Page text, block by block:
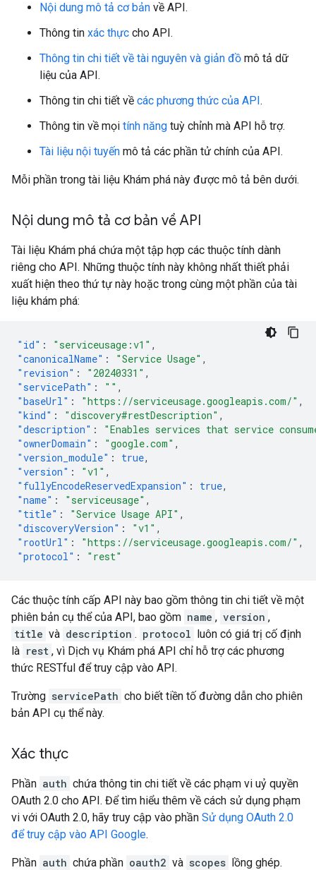
Nội dung mô tả cơ bản về API.
Thông tin xác thực cho API.
Thông tin chi tiết về tài nguyên và giản đồ mô tả dữ
liệu của API.
Thông tin chi tiết về các phương thức của API.
Thông tin về mọi tính năng tuỳ chỉnh mà API hỗ trợ.
Tài liệu nội tuyến mô tả các phần tử chính của API.
Mỗi phần trong tài liệu Khám phá này được mô tả bên dưới.
Nội dung mô tả cơ bản về API
Tài liệu Khám phá chứa một tập hợp các thuộc tính dành
riêng cho API. Những thuộc tính này không nhất thiết phải
xuất hiện theo thứ tự này hoặc trong cùng một phần của tài
liệu khám phá:
"id" : "serviceusage:v1" ,
"canonicalName" : "Service Usage" ,
"revision" : "20240331" ,
"servicePath" : "" ,
"baseUrl" : "https://serviceusage.googleapis.com/" ,
"kind" : "discovery#restDescription" ,
"description" :
"Enables services that service
"ownerDomain" : "google.com" ,
"version_module" : true,
"version" : "v1" ,
"fullyEncodeReservedExpansion" : true,
"name" : "serviceusage" ,
"title" : "Service Usage API" ,
"discoveryVersion" : "v1" ,
"rootUrl" : "https://serviceusage.googleapis.com/" ,
"protocol" : "rest"
Các thuộc tính cấp API này bao gồm thông tin chi tiết về một
phiên bản cụ thể của API, bao gồm name , version ,
title và description . protocol luôn có giá trị cố định
là rest , vì Dịch vụ Khám phá API chỉ hỗ trợ các phương
thức RESTful để truy cập vào API.
Trường servicePath cho biết tiền tố đường dẫn cho phiên
bản API cụ thể này.
Xác thực
Phần auth chứa thông tin chi tiết về các phạm vi uỷ quyền
OAuth 2.0 cho API. Để tìm hiểu thêm về cách sử dụng phạm
vi với OAuth 2.0, hãy truy cập vào phần Sử dụng OAuth 2.0
để truy cập vào API Google.
Phần auth chứa phần oauth2 và scopes lồng ghép.